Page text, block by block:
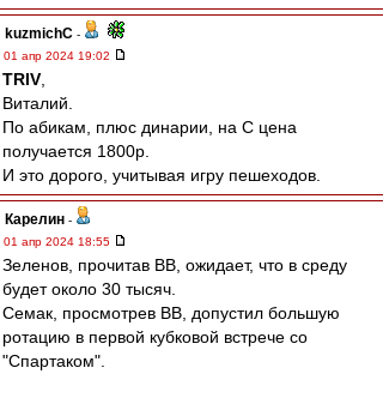
kuzmichC -
01 апр 2024 19:02
TRIV
Виталий.
По абикам, плюс динарии, на С цена
получается 1800р.
И это дорого, учитывая игру пешеходов.
Карелин -
01 апр 2024 18:55
Зеленов, прочитав ВВ, ожидает, что в среду
будет около 30 тысяч.
Семак, просмотрев ВВ, допустил большую
ротацию в первой кубковой встрече со
"Спартаком".